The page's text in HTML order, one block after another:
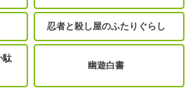
忍者と殺し屋のふたりぐらし
駄
幽遊白書